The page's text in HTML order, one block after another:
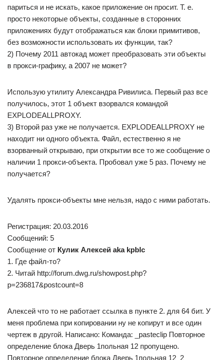
париться и не искать, какое приложение он просит. Т. е.
просто некоторые объекты, созданные в сторонних
приложениях будут отображаться как блоки примитивов,
без возможности использовать их функции, так?
2) Почему 2011 автокад может преобразовать эти объекты
в прокси-графику, а 2007 не может?
Использую утилиту Александра Ривилиса. Первый раз все
получилось, этот 1 объект взорвался командой
EXPLODEALLPROXY.
3) Второй раз уже не получается. EXPLODEALLPROXY не
находит ни одного объекта. Файл, естественно я не
взорванный открываю, при открытии все то же сообщение о
наличии 1 прокси-объекта. Пробовал уже 5 раз. Почему не
получается?
Удалять прокси-объекты мне нельзя, надо с ними работать.
Регистрация: 20.03.2016
Сообщений: 5
Сообщение от Кулик Алексей aka kpblc
1. Где файл-то?
2. Читай http://forum.dwg.ru/showpost.php?
p=236817&postcount=8
Алексей что то не работает ссылка в пункте 2. для 64 бит. У
меня проблема при копировании ну не копирут и все один
чертеж в другой. Написано: Команда: _pasteclip Повторное
определение блока Дверь 1польная 12 пропущено.
Повторное определение блока Дверь 1польная 12_2